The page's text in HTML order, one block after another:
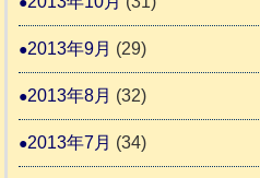
2013年9月 (29)
2013年8月 (32)
2013年7月 (34)